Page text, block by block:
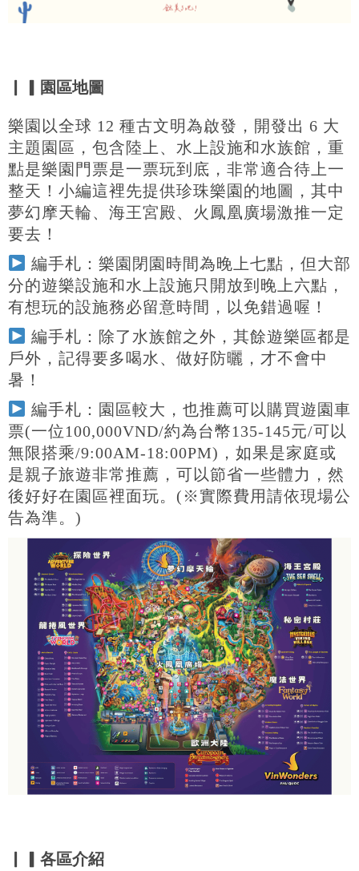
▏▎園區地圖
樂園以全球 12 種古文明為啟發，開發出 6 大
主題園區，包含陸上、水上設施和水族館，重
點是樂園門票是一票玩到底，非常適合待上一
整天！小編這裡先提供珍珠樂園的地圖，其中
夢幻摩天輪、海王宮殿、火鳳凰廣場激推一定
要去！
編手札：樂園閉園時間為晚上七點，但大部
分的遊樂設施和水上設施只開放到晚上六點，
有想玩的設施務必留意時間，以免錯過喔！
編手札：除了水族館之外，其餘遊樂區都是
戶外，記得要多喝水、做好防曬，才不會中
暑！
編手札：園區較大，也推薦可以購買遊園車
票(一位100,000VND/約為台幣135-145元/可以
無限搭乘/9:00AM-18:00PM)，如果是家庭或
是親子旅遊非常推薦，可以節省一些體力，然
後好好在園區裡面玩。(※實際費用請依現場公
告為準。)
▏▎各區介紹